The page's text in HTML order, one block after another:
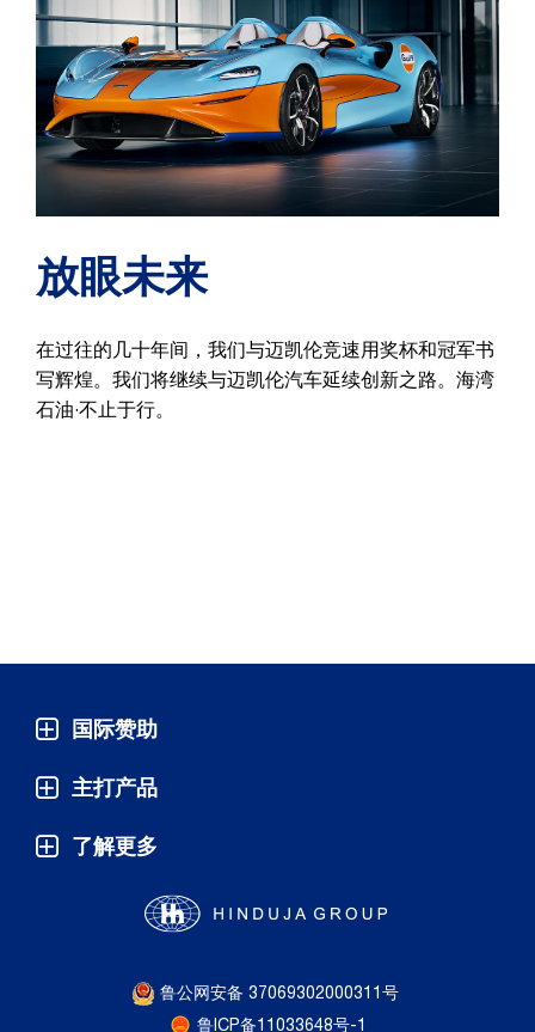
放眼未来
在过往的几十年间，我们与迈凯伦竞速用奖杯和冠军书
写辉煌。我们将继续与迈凯伦汽车延续创新之路。海湾
石油·不止于行。
国际赞助
主打产品
了解更多
鲁公网安备 37069302000311号
鲁ICP备11033648号-1